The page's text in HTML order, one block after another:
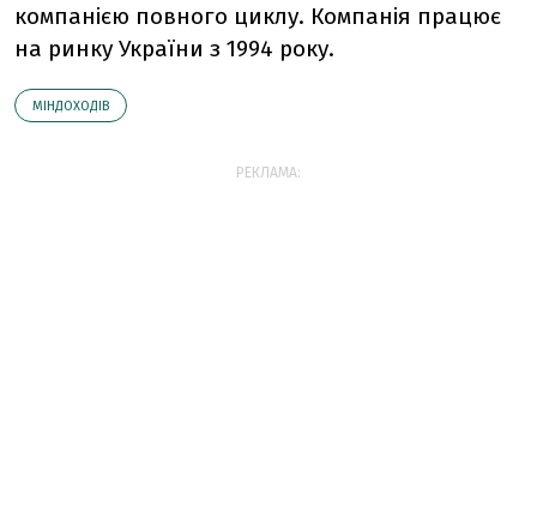
компанією повного циклу. Компанія працює
на ринку України з 1994 року.
МІНДОХОДІВ
РЕКЛАМА: